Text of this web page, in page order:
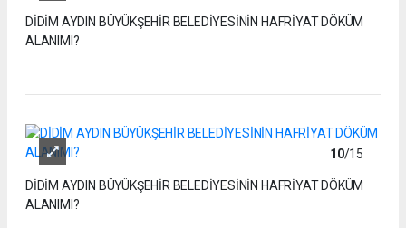
DİDİM AYDIN BÜYÜKŞEHİR BELEDİYESİNİN HAFRİYAT DÖKÜM
ALANIMI?
10/15
DİDİM AYDIN BÜYÜKŞEHİR BELEDİYESİNİN HAFRİYAT DÖKÜM
ALANIMI?